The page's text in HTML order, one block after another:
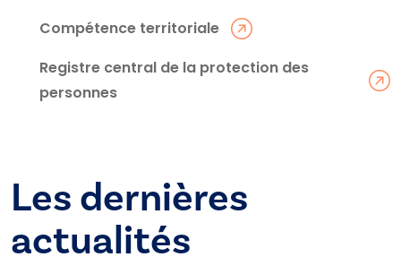
Compétence territoriale
Registre central de la protection des
personnes
Les dernières
actualités